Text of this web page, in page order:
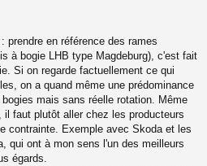
prendre en référence des rames
à bogie LHB type Magdeburg), c'est fait
Si on regarde factuellement ce qui
on a quand même une prédominance
mais sans réelle rotation. Même
il faut plutôt aller chez les producteurs
contrainte. Exemple avec Skoda et les
qui ont à mon sens l'un des meilleurs
égards.